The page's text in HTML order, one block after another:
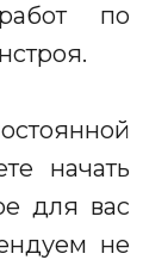
по
начать
для вас
не